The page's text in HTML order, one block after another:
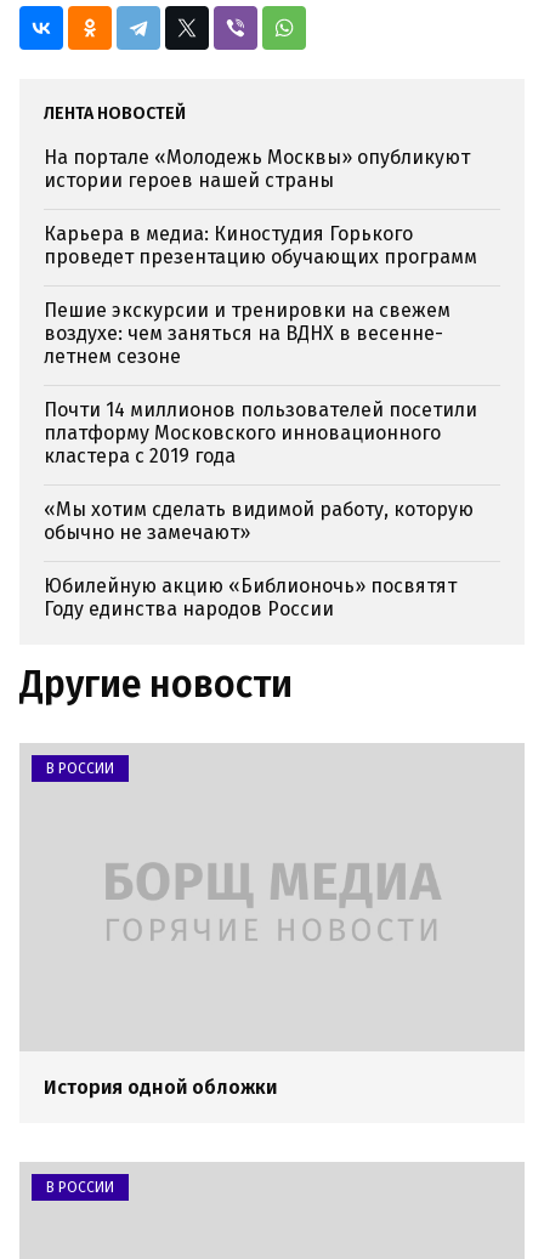
ЛЕНТА НОВОСТЕЙ
На портале «Молодежь Москвы» опубликуют
истории героев нашей страны
Карьера в медиа: Киностудия Горького
проведет презентацию обучающих программ
Пешие экскурсии и тренировки на свежем
воздухе: чем заняться на ВДНХ в весенне-
летнем сезоне
Почти 14 миллионов пользователей посетили
платформу Московского инновационного
кластера с 2019 года
«Мы хотим сделать видимой работу, которую
обычно не замечают»
Юбилейную акцию «Библионочь» посвятят
Году единства народов России
Другие новости
В РОССИИ
История одной обложки
В РОССИИ